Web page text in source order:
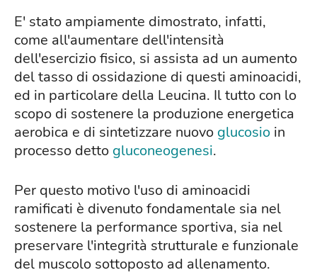
E' stato ampiamente dimostrato, infatti,
come all'aumentare dell'intensità
dell'esercizio fisico, si assista ad un aumento
del tasso di ossidazione di questi aminoacidi,
ed in particolare della Leucina. Il tutto con lo
scopo di sostenere la produzione energetica
aerobica e di sintetizzare nuovo glucosio in
processo detto gluconeogenesi.
Per questo motivo l'uso di aminoacidi
ramificati è divenuto fondamentale sia nel
sostenere la performance sportiva, sia nel
preservare l'integrità strutturale e funzionale
del muscolo sottoposto ad allenamento.